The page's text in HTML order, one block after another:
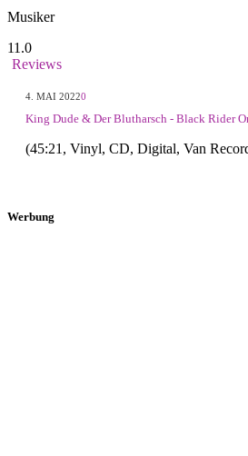
Musiker
11.0
Reviews
4. MAI 20220
King Dude & Der Blutharsch - Black Rider
(45:21, Vinyl, CD, Digital, Van
Werbung